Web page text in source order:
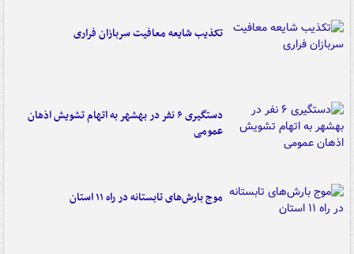
تکذیب شایعه معافیت سربازان فراری
دستگیری ۶ نفر در بهشهر به اتهام تشویش اذهان
عمومی
موج بارش‌های تابستانه در راه ۱۱ استان